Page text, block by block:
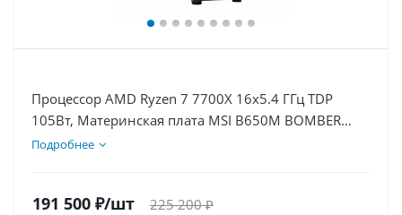
Процессор AMD Ryzen 7 7700X 16x5.4 ГГц TDP
105Вт, Материнская плата MSI B650M BOMBER
WIFI, Видеокарта RTX 5060 8Гб, Память
Подробнее
191 500 ₽/шт 225 200₽